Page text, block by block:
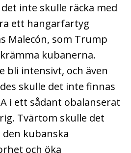
inte skulle räcka med
ett hangarfartyg
Malecón, som Trump
kubanerna.
bli intensivt, och även
skulle det inte finnas
i ett sådant obalanserat
Tvärtom skulle det
kubanska
och öka